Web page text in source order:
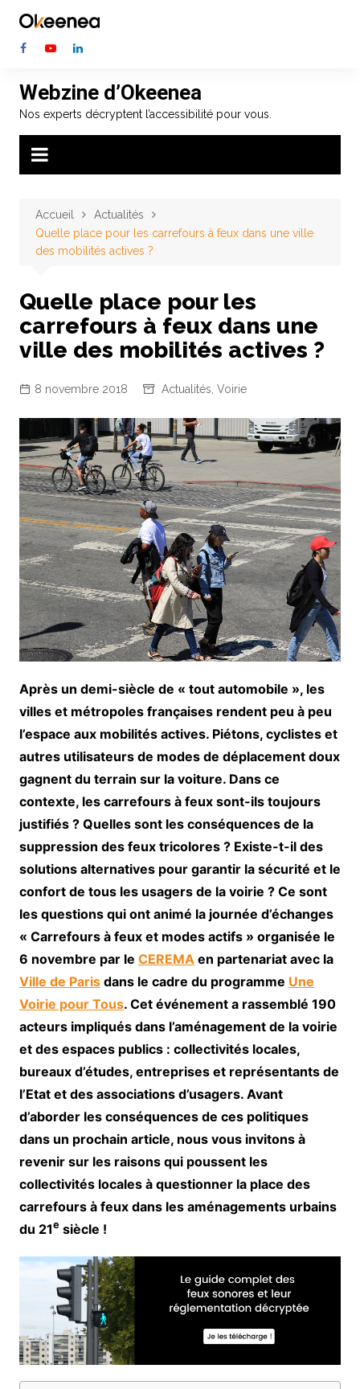
contenu
Webzine d’Okeenea
Nos experts décryptent l’accessibilité pour vous.
Accueil
Actualités
Quelle place pour les carrefours à feux dans une ville
des mobilités actives ?
Quelle place pour les
carrefours à feux dans une
ville des mobilités actives ?
8 novembre 2018 Actualités Voirie
Après un demi-siècle de « tout automobile », les
villes et métropoles françaises rendent peu à peu
l’espace aux mobilités actives. Piétons, cyclistes et
autres utilisateurs de modes de déplacement doux
gagnent du terrain sur la voiture. Dans ce
contexte, les carrefours à feux sont-ils toujours
justifiés ? Quelles sont les conséquences de la
suppression des feux tricolores ? Existe-t-il des
solutions alternatives pour garantir la sécurité et le
confort de tous les usagers de la voirie ? Ce sont
les questions qui ont animé la journée d’échanges
« Carrefours à feux et modes actifs » organisée le
6 novembre par le CEREMA en partenariat avec la
Ville de Parisdans le cadre du programme Une
Voirie pour Tous. Cet événement a rassemblé 190
acteurs impliqués dans l’aménagement de la voirie
et des espaces publics : collectivités locales,
bureaux d’études, entreprises et représentants de
l’Etat et des associations d’usagers. Avant
d’aborder les conséquences de ces politiques
dans un prochain article, nous vous invitons à
revenir sur les raisons qui poussent les
collectivités locales à questionner la place des
carrefours à feux dans les aménagements urbains
du 21esiècle !